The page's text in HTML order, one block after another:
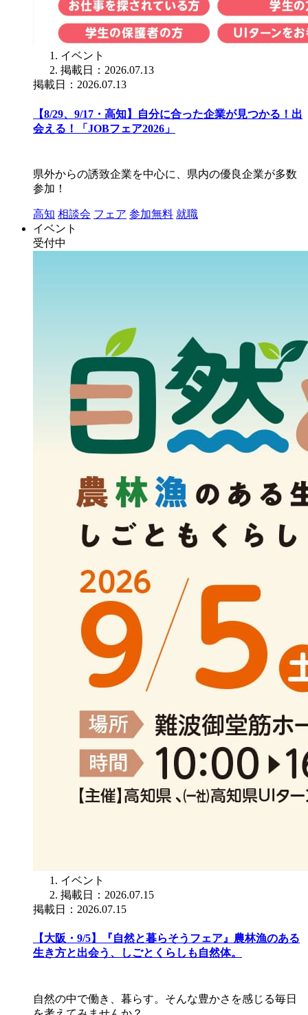
イベント
掲載日：2026.07.13
掲載日：2026.07.13
【8/29、9/17・高知】自分に合った企業が見つかる！出
会える！「JOBフェア2026」
県外からの誘致企業を中心に、県内の優良企業が多数
参加！
高知 相談会 フェア 参加無料 就職
イベント
受付中
イベント
掲載日：2026.07.15
掲載日：2026.07.15
【大阪・9/5】『自然と暮らそうフェア』農林漁のある
生き方と出会う、しごとくらしも自然体。
自然の中で働き、暮らす。そんな豊かさを感じる毎日